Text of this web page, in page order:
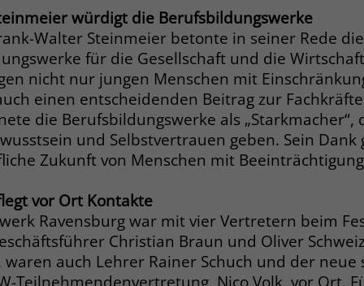
würdigt die Berufsbildungswerke
Walter Steinmeier betonte in seiner Rede
für die Gesellschaft und die
nicht nur jungen Menschen mit
einen entscheidenden Beitrag zur
die Berufsbildungswerke als „Starkmacher“,
und Selbstvertrauen geben. Sein Dank
Zukunft von Menschen mit
vor Ort Kontakte
Ravensburg war mit vier Vertretern beim
Christian Braun und Oliver
waren auch Lehrer Rainer Schuch und der
Teilnehmendenvertretung, Nico Volk, vor Ort.
Laufzeit 1 Monat
Zweck
Behält die Zustimmung des Benutzers zum
Cookie Opt-In
Name __cf_bm
Anbieter .fonts.net
Laufzeit 30 Minuten
Zweck
This cookie, set by Cloudflare, is used to
support Cloudflare Bot Management.
Zweck
und in einer einzigen Sitzungsaufzeichnung
zusammenzufassen.
Name _gcl_au
Anbieter Google Ads
Laufzeit 90 Tage
Zweck Enthält eine zufallsgenerierte User-ID.
Name _gcl_aw
Anbieter Google Ads